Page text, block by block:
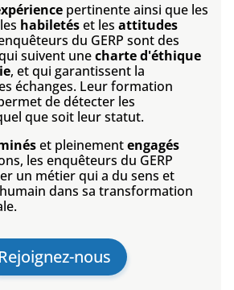
pertinente ainsi que les
habiletéset les attitudes
du GERP sont des
suivent unecharte d'éthique
, et qui garantissent la
échanges. Leur formation
de détecter les
que soit leur statut.
et pleinementengagés
les enquêteurs du GERP
un métier qui a du sens et
dans sa transformation
Rejoignez-nous